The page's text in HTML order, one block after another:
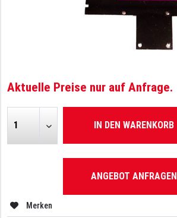
Aktuelle Preise nur auf Anfrage.
IN DEN WARENKORB
ANGEBOT ANFRAGEN
Merken